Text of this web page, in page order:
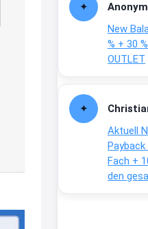
Anonym
New
% + 30
OUTLET
Aktuell
Fach +
den
↩
Joachim
Gratis
Ration
↩
Joachim